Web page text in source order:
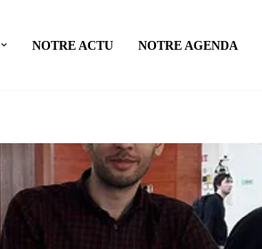
NOTRE ACTU NOTRE AGENDA